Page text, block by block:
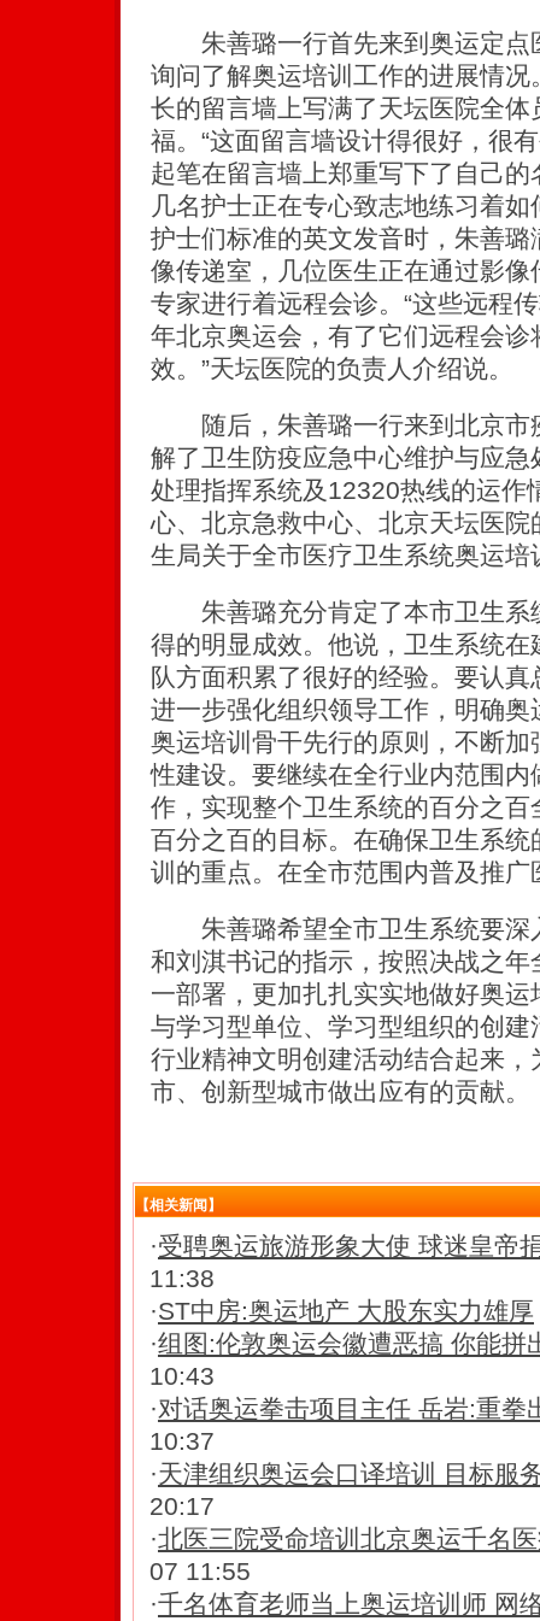
朱善璐一行首先来到奥运定点
询问了解奥运培训工作的进展情
长的留言墙上写满了天坛医院全
福。“这面留言墙设计得很好，很
起笔在留言墙上郑重写下了自己
几名护士正在专心致志地练习着
护士们标准的英文发音时，朱善
像传递室，几位医生正在通过影
专家进行着远程会诊。“这些远程
年北京奥运会，有了它们远程会
效。”天坛医院的负责人介绍说。
随后，朱善璐一行来到北京市
解了卫生防疫应急中心维护与应
处理指挥系统及12320热线的运作
心、北京急救中心、北京天坛医
生局关于全市医疗卫生系统奥运
朱善璐充分肯定了本市卫生系
得的明显成效。他说，卫生系统
队方面积累了很好的经验。要认
进一步强化组织领导工作，明确
奥运培训骨干先行的原则，不断
性建设。要继续在全行业内范围
作，实现整个卫生系统的百分之
百分之百的目标。在确保卫生系
训的重点。在全市范围内普及推广
朱善璐希望全市卫生系统要深
和刘淇书记的指示，按照决战之
一部署，更加扎扎实实地做好奥
与学习型单位、学习型组织的创
行业精神文明创建活动结合起来
市、创新型城市做出应有的贡献。
【相关新闻】
·受聘奥运旅游形象大使 球迷皇帝
11:38
·ST中房:奥运地产 大股东实力雄厚
·组图:伦敦奥运会徽遭恶搞 你能拼
10:43
·对话奥运拳击项目主任 岳岩:重拳
10:37
·天津组织奥运会口译培训 目标服
20:17
·北医三院受命培训北京奥运千名
07 11:55
·千名体育老师当上奥运培训师 网